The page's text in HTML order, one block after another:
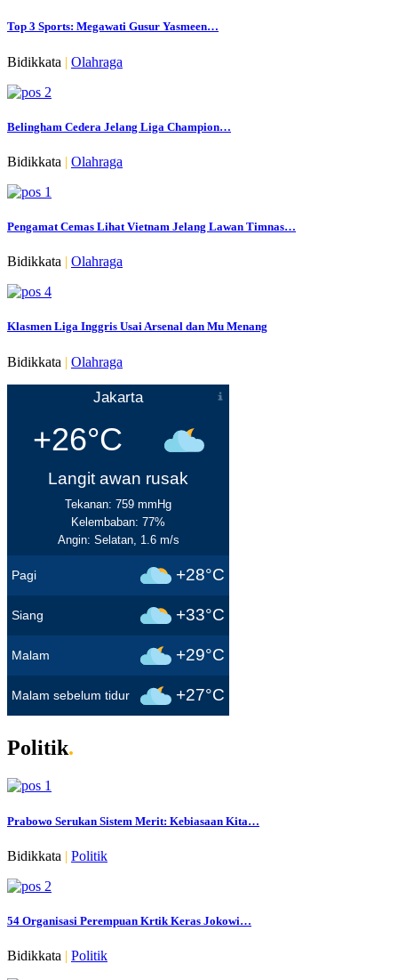
Top 3 Sports: Megawati Gusur Yasmeen…
Bidikkata | Olahraga
Belingham Cedera Jelang Liga Champion…
Bidikkata | Olahraga
Pengamat Cemas Lihat Vietnam Jelang Lawan Timnas…
Bidikkata | Olahraga
Klasmen Liga Inggris Usai Arsenal dan Mu Menang
Bidikkata | Olahraga
Jakarta
+26°C
Langit awan rusak
Tekanan: 759 mmHg
Kelembaban: 77%
Angin: Selatan, 1.6 m/s
Pagi +28°C
Siang +33°C
Malam +29°C
Malam sebelum tidur +27°C
Politik.
Prabowo Serukan Sistem Merit: Kebiasaan Kita…
Bidikkata | Politik
54 Organisasi Perempuan Krtik Keras Jokowi…
Bidikkata | Politik